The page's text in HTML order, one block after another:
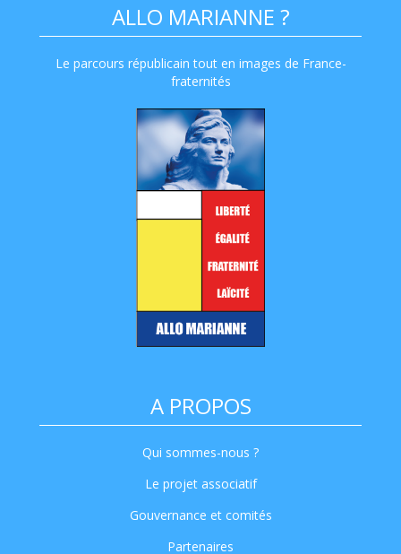
ALLO MARIANNE ?
Le parcours républicain tout en images de France-
fraternités
A PROPOS
Qui sommes-nous ?
Le projet associatif
Gouvernance et comités
Partenaires